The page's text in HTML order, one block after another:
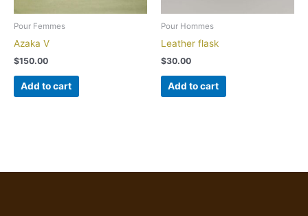
Pour Femmes
Azaka V
$150.00
Add to cart
Pour Hommes
Leather flask
$30.00
Add to cart